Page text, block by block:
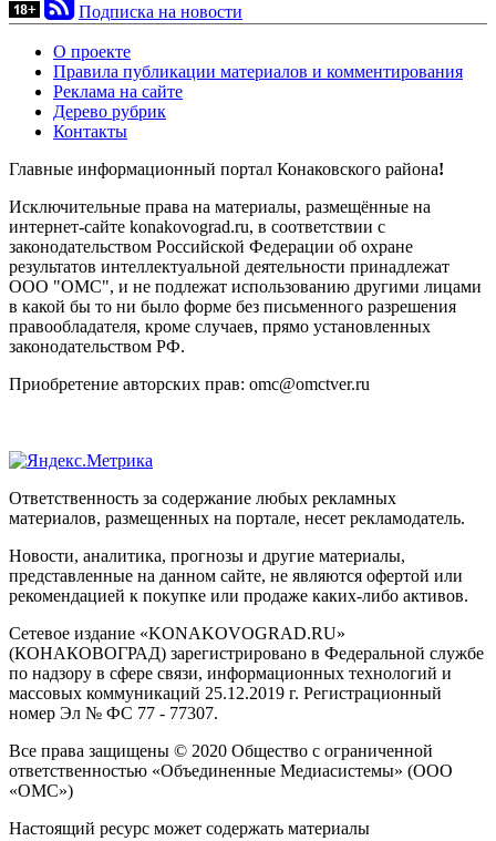
Подписка на новости
О проекте
Правила публикации материалов и комментирования
Реклама на сайте
Дерево рубрик
Контакты
Главные информационный портал Конаковского района!
Исключительные права на материалы, размещённые на
интернет-сайте konakovograd.ru, в соответствии с
законодательством Российской Федерации об охране
результатов интеллектуальной деятельности принадлежат
ООО "ОМС", и не подлежат использованию другими лицами
в какой бы то ни было форме без письменного разрешения
правообладателя, кроме случаев, прямо установленных
законодательством РФ.
Приобретение авторских прав: omc@omctver.ru
Ответственность за содержание любых рекламных
материалов, размещенных на портале, несет рекламодатель.
Новости, аналитика, прогнозы и другие материалы,
представленные на данном сайте, не являются офертой или
рекомендацией к покупке или продаже каких-либо активов.
Сетевое издание «KONAKOVOGRAD.RU»
(КОНАКОВОГРАД) зарегистрировано в Федеральной службе
по надзору в сфере связи, информационных технологий и
массовых коммуникаций 25.12.2019 г. Регистрационный
номер Эл № ФС 77 - 77307.
Все права защищены © 2020 Общество с ограниченной
ответственностью «Объединенные Медиасистемы» (ООО
«ОМС»)
Настоящий ресурс может содержать материалы